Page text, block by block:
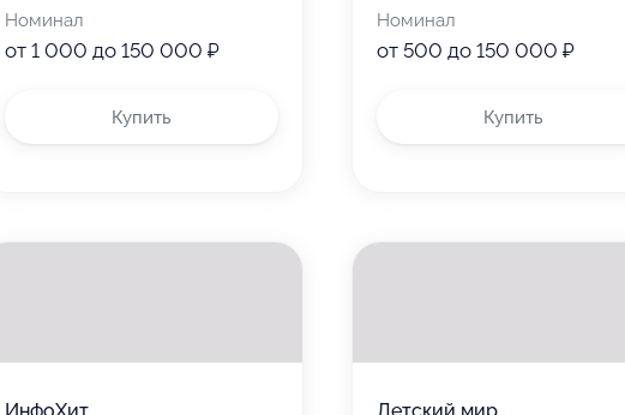
Номинал
от 1 000 до 150 000 ₽
Купить
Номинал
от 500 до 150 000 ₽
Купить